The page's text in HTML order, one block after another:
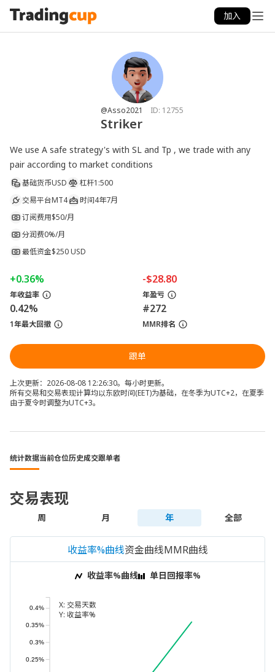
加入
@Asso2021 ID: 12755
Striker
We use A safe strategy's with SL and Tp , we trade with any
pair according to market conditions
基础货币USD 杠杆1:500
交易平台MT4 时间4年7月
订阅费用$50/月
分润费0%/月
最低资金$250 USD
+0.36%
年收益率
-$28.80
年盈亏
0.42%
1年最大回撤
#272
MMR排名
跟单
上次更新：2026-08-08 12:26:30。每小时更新。
所有交易和交易表现计算均以东欧时间(EET)为基础，在冬季为UTC+2，在夏季
由于夏令时调整为UTC+3。
统计数据当前仓位历史成交跟单者
交易表现
周 月 年 全部
收益率%曲线资金曲线MMR曲线
收益率%曲线 单日回报率%
X: 交易天数
Y: 收益率%
0.25%
0.3%
0.35%
0.4%